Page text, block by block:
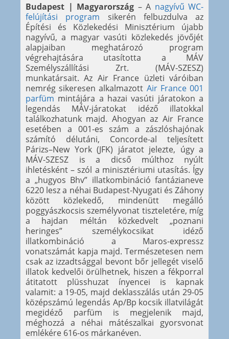
Budapest | Magyarország – A nagyívű WC-
felújítási program sikerén felbuzdulva az
Építési és Közlekedési Minisztérium újabb
nagyívű, a magyar vasúti közlekedés jövőjét
alapjaiban meghatározó program
végrehajtására utasította a MÁV
Személyszállítási Zrt. (MÁV-SZESZ)
munkatársait. Az Air France üzleti váróiban
nemrég sikeresen alkalmazott Air France 001
parfüm mintájára a hazai vasúti járatokon a
legendás MÁV-járatokat idéző illatokkal
találkozhatunk majd. Ahogyan az Air France
esetében a 001-es szám a zászlóshajónak
számító délutáni, Concorde-al teljesített
Párizs–New York (JFK) járatot jelezte, úgy a
MÁV-SZESZ is a dicső múlthoz nyúlt
ihletésként – szól a minisztériumi utasítás. Így
a „hugyos Bhv” illatkombináció fantázianeve
6220 lesz a néhai Budapest-Nyugati és Záhony
között közlekedő, mindenütt megálló
poggyászkocsis személyvonat tiszteletére, míg
a hajdan méltán közkedvelt „poznani
heringes” személykocsikat idéző
illatkombináció a Maros-expressz
vonatszámát kapja majd. Természetesen nem
csak az izzadtsággal bevont bőr jellegét viselő
illatok kedvelői örülhetnek, hiszen a fékporral
átitatott plüsshuzat ínyencei is kapnak
valamit: a 19-05, majd deklasszálás után 29-05
középszámú legendás Ap/Bp kocsik illatvilágát
megidéző parfüm is megjelenik majd,
méghozzá a néhai mátészalkai gyorsvonat
emlékére 616-os márkanéven.